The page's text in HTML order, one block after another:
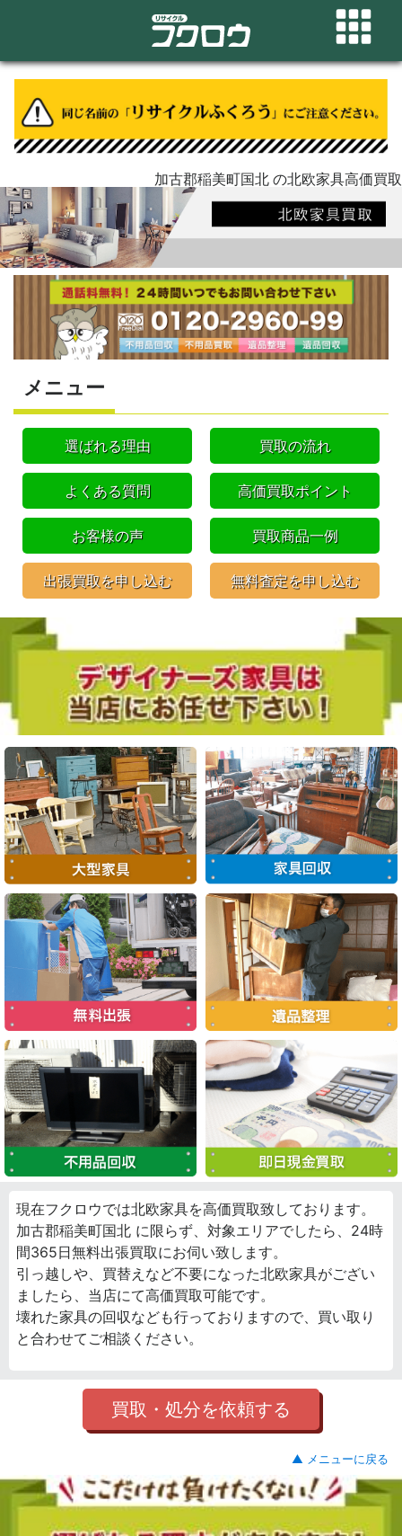
加古郡稲美町国北 の北欧家具高価買取
メニュー
選ばれる理由 買取の流れ
よくある質問 高価買取ポイント
お客様の声 買取商品一例
出張買取を申し込む 無料査定を申し込む
現在フクロウでは北欧家具を高価買取致しております。
加古郡稲美町国北 に限らず、対象エリアでしたら、24時
間365日無料出張買取にお伺い致します。
引っ越しや、買替えなど不要になった北欧家具がござい
ましたら、当店にて高価買取可能です。
壊れた家具の回収なども行っておりますので、買い取り
と合わせてご相談ください。
買取・処分を依頼する
▲ メニューに戻る